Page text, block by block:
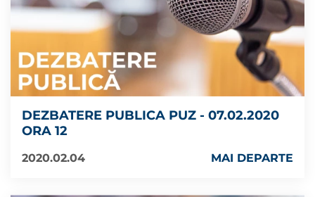
DEZBATERE PUBLICA PUZ - 07.02.2020
ORA 12
2020.02.04 MAI DEPARTE